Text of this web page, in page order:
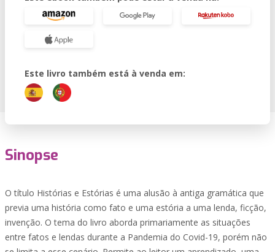
Este livro também está à venda em:
Sinopse
O título Histórias e Estórias é uma alusão à antiga gramática que
previa uma história como fato e uma estória a uma lenda, ficção,
invenção. O tema do livro aborda primariamente as situações
entre fatos e lendas durante a Pandemia do Covid-19, porém não